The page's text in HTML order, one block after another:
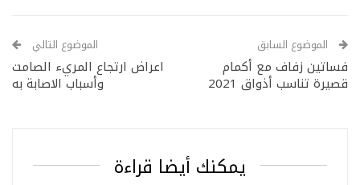
الموضوع السابق
فساتين زفاف مع أكمام
قصيرة تناسب أذواق 2021
الموضوع التالي
اعراض ارتجاع المريء الصامت
وأسباب الاصابة به
يمكنك أيضا قراءة